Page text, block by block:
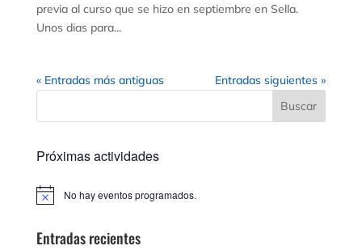
previa al curso que se hizo en septiembre en Sella.
Unos dias para...
« Entradas más antiguas Entradas siguientes »
Próximas actividades
Aviso No hay eventos programados.
Entradas recientes